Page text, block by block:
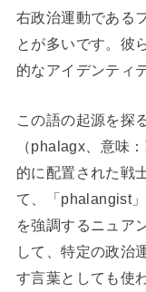
右政治運動である
とが多いです。彼
的なアイデンティ
この語の起源を探
（phalagx、意味
的に配置された戦
て、「phalangist
を強調するニュア
して、特定の政治
す言葉としても使